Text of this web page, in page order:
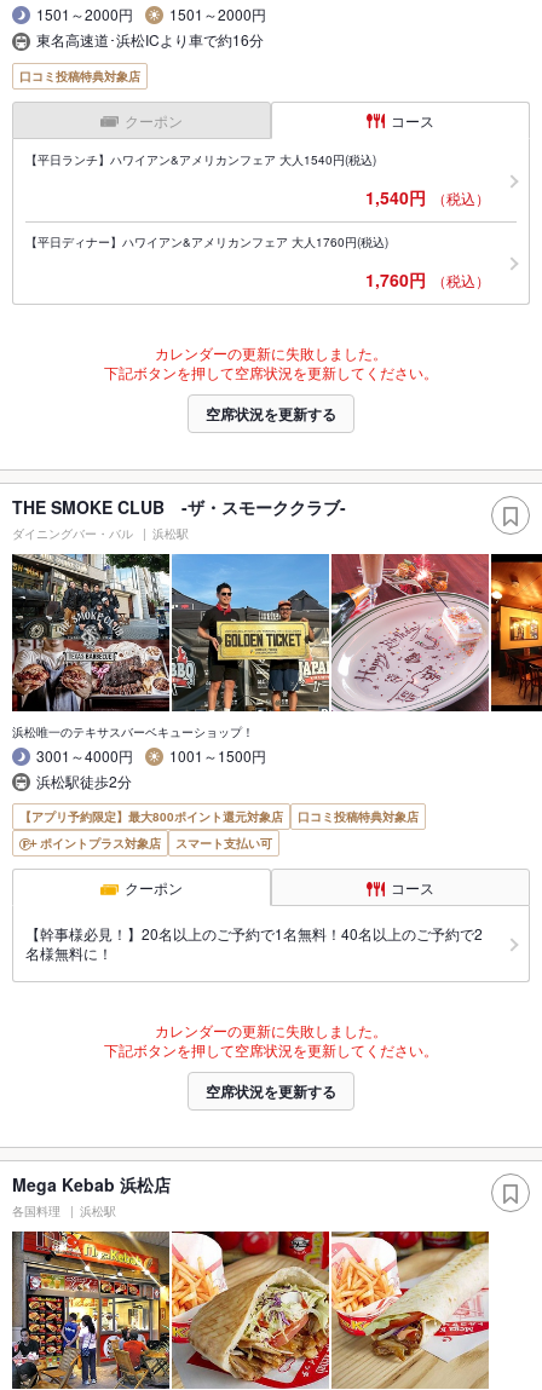
1501～2000円
1501～2000円
東名高速道･浜松ICより車で約16分
口コミ投稿特典対象店
クーポン コース
【平日ランチ】ハワイアン&アメリカンフェア 大人1540円(税込)
1,540円 （税込）
【平日ディナー】ハワイアン&アメリカンフェア 大人1760円(税込)
1,760円 （税込）
カレンダーの更新に失敗しました。
下記ボタンを押して空席状況を更新してください。
空席状況を更新する
THE SMOKE CLUB -ザ・スモーククラブ-
ダイニングバー・バル 浜松駅
浜松唯一のテキサスバーベキューショップ！
3001～4000円
1001～1500円
浜松駅徒歩2分
【アプリ予約限定】最大800ポイント還元対象店
口コミ投稿特典対象店
ポイントプラス対象店
スマート支払い可
クーポン コース
【幹事様必見！】20名以上のご予約で1名無料！40名以上のご予約で2
名様無料に！
カレンダーの更新に失敗しました。
下記ボタンを押して空席状況を更新してください。
空席状況を更新する
Mega Kebab 浜松店
各国料理 浜松駅